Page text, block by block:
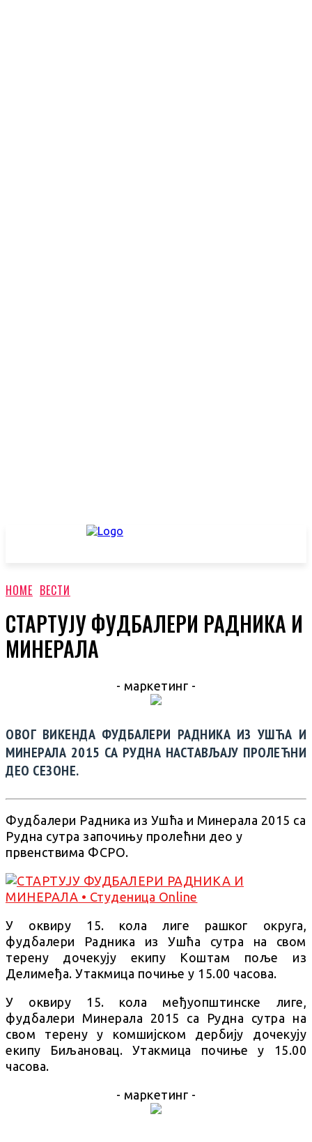
HOME ВЕСТИ
СТАРТУЈУ ФУДБАЛЕРИ РАДНИКА И
МИНЕРАЛА
- маркетинг -
ОВОГ ВИКЕНДА ФУДБАЛЕРИ РАДНИКА ИЗ УШЋА И
МИНЕРАЛА 2015 СА РУДНА НАСТАВЉАЈУ ПРОЛЕЋНИ
ДЕО СЕЗОНЕ.
Фудбалери Радника из Ушћа и Минерала 2015 са
Рудна сутра започињу пролећни део у
првенствима ФСРО.
У оквиру 15. кола лиге рашког округа,
фудбалери Радника из Ушћа сутра на свом
терену дочекују екипу Коштам поље из
Делимеђа. Утакмица почиње у 15.00 часова.
У оквиру 15. кола међуопштинске лиге,
фудбалери Минерала 2015 са Рудна сутра на
свом терену у комшијском дербију дочекују
екипу Биљановац. Утакмица почиње у 15.00
часова.
- маркетинг -